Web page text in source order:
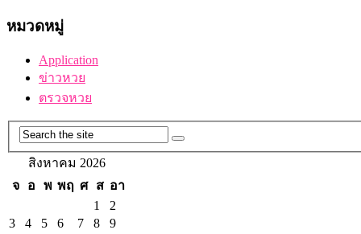
หมวดหมู่
Application
ข่าวหวย
ตรวจหวย
สิงหาคม 2026
จ
อ พ พฤ ศ ส อา
1
2
3
4 5 6 7 8
9